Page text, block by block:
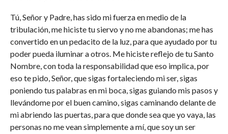
Tú, Señor y Padre, has sido mi fuerza en medio de la
tribulación, me hiciste tu siervo y no me abandonas; me has
convertido en un pedacito de la luz, para que ayudado por tu
poder pueda iluminar a otros. Me hiciste reflejo de tu Santo
Nombre, con toda la responsabilidad que eso implica, por
eso te pido, Señor, que sigas fortaleciendo mi ser, sigas
poniendo tus palabras en mi boca, sigas guiando mis pasos y
llevándome por el buen camino, sigas caminando delante de
mi abriendo las puertas, para que donde sea que yo vaya, las
personas no me vean simplemente a mí, que soy un ser